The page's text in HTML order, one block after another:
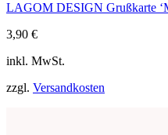
LAGOM DESIGN Grußkarte
3,90 €
inkl. MwSt.
zzgl. Versandkosten